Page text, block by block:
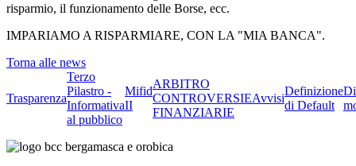
risparmio, il funzionamento delle Borse, ecc.
IMPARIAMO A RISPARMIARE, CON LA "MIA BANCA".
Torna alle news
Trasparenza
Terzo
Pilastro -
Informativa
al pubblico
Mifid
II
ARBITRO
CONTROVERSIE
FINANZIARIE
Avvisi
Definizione
di Default